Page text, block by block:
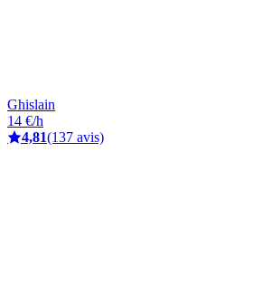
Ghislain
14 €/h
4,81(137 avis)